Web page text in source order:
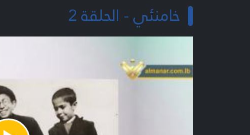
خامنئي - الحلقة 2